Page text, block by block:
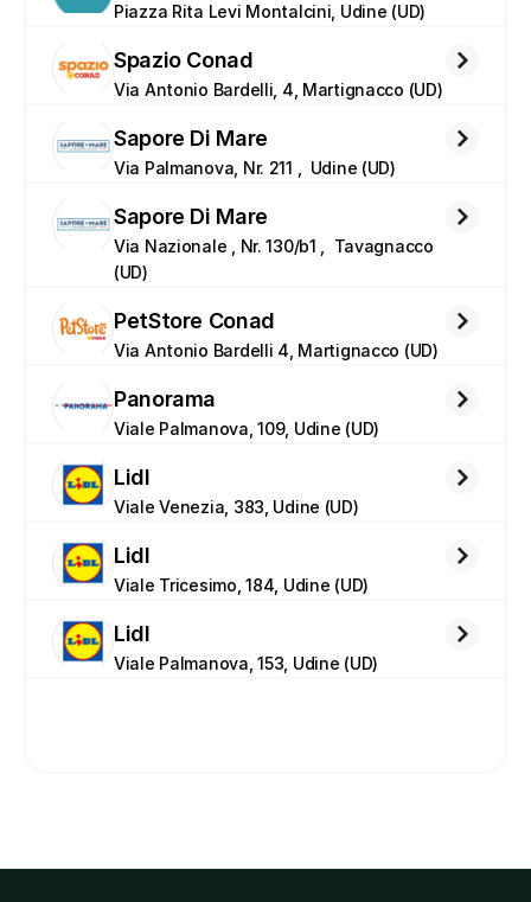
Piazza Rita Levi Montalcini, Udine (UD)
Spazio Conad
Via Antonio Bardelli, 4, Martignacco (UD)
Sapore Di Mare
Via Palmanova, Nr. 211 ,  Udine (UD)
Sapore Di Mare
Via Nazionale , Nr. 130/b1 ,  Tavagnacco
(UD)
PetStore Conad
Via Antonio Bardelli 4, Martignacco (UD)
Panorama
Viale Palmanova, 109, Udine (UD)
Lidl
Viale Venezia, 383, Udine (UD)
Lidl
Viale Tricesimo, 184, Udine (UD)
Lidl
Viale Palmanova, 153, Udine (UD)